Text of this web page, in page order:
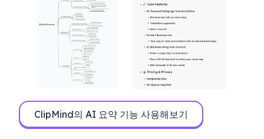
ClipMind의 AI 요약 기능 사용해보기